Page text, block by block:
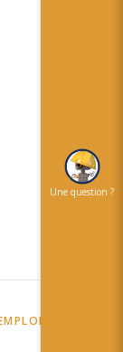
Une question ?